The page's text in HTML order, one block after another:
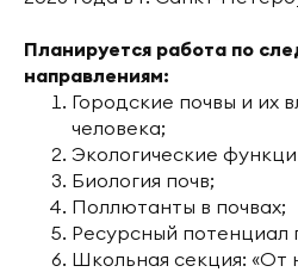
Планируется работа по
направлениям:
Городские почвы и их
человека;
Экологические
Биология почв;
Поллютанты в почвах;
Ресурсный потенциал
Школьная секция: «От